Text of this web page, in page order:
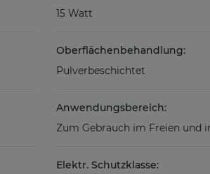
15 Watt
Oberflächenbehandlung:
Pulverbeschichtet
Anwendungsbereich:
Zum Gebrauch im Freien und
Elektr. Schutzklasse: